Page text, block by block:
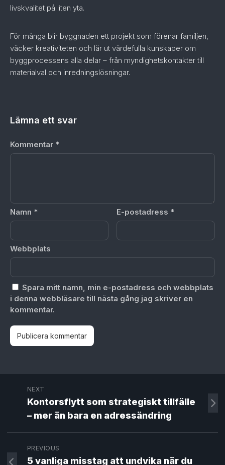
livskvalitet på liten yta.
För många blir byggnaden ett projekt som förenar familjen,
väcker kreativiteten och lär ut värdefulla kunskaper om
byggprocessens alla delar – från myndighetskontakter till
materialval och inredningslösningar.
Lämna ett svar
Kommentar *
Namn * E-postadress *
Webbplats
Spara mitt namn, min e-postadress och webbplats
i denna webbläsare till nästa gång jag skriver en
kommentar.
NEXT
Kontorsflytt som strategiskt tillfälle
– mer än bara en adressändring
PREVIOUS
5 vanliga misstag att undvika när du